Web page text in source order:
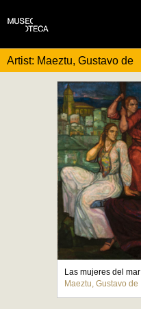
Artist: Maeztu, Gustavo de
Las mujeres del mar
Maeztu, Gustavo de